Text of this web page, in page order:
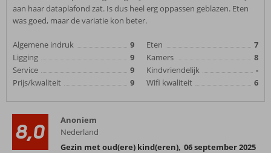
aan haar dataplafond zat. Is dus heel erg oppassen geblazen. Eten
was goed, maar de variatie kon beter.
Algemene indruk
9
Ligging
9
Service
9
Prijs/kwaliteit
9
Eten
7
Kamers
8
Kindvriendelijk
-
Wifi kwaliteit
6
8,0
Anoniem
Nederland
Gezin met oud(ere) kind(eren), 06 september 2025